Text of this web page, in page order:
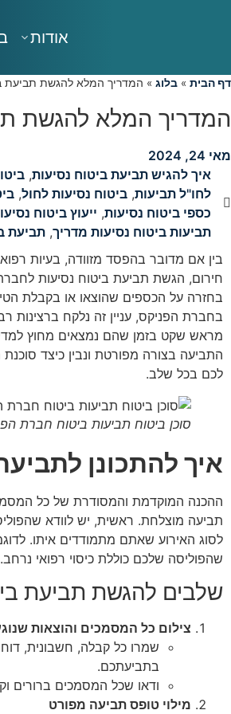
אודות
דף הבית » בלוג » המדריך המלא להגשת תביעת
המדריך המלא להגשת
מאי 24, 2024
איך להגיש תביעת ביטוח נסיעות,
לחו"ל תביעות, ביטוח נסיעות לחול,
כספי ביטוח נסיעות, ייעוץ ביטוח
תביעות ביטוח נסיעות מדריך, תביעת
בין אם מדובר בהפסד מזוודה, בעיות
חירום, הגשת תביעת ביטוח נסיעות
בחזרה על הכספים שהוצאו או בקבלת
בחברת הפניקס, עניין זה נלקח ברצינות
מראש שקט בזמן שהם נמצאים מחוץ
התביעה בצורה מפורטת ונבין כיצד סוכנת
לכם בכל שלב.
סוכן ביטוח תביעות ביטוח חברת
איך להתכונן
ההכנה המוקדמת והמסודרת של כל
תביעה מוצלחת. ראשית, יש לוודא
לסוג האירוע שאתם מתמודדים איתו.
שהפוליסה שלכם כוללת כיסוי רפואי נרחב.
שלבים להגשת תביעת
צילום כל המסמכים והוצאות
שמרו כל קבלה, חשבונית, דוח
בתביעתכם.
ודאו שכל המסמכים ברורים
מילוי טופס תביעה מפורט